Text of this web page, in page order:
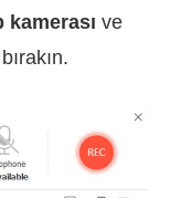
kamerası ve